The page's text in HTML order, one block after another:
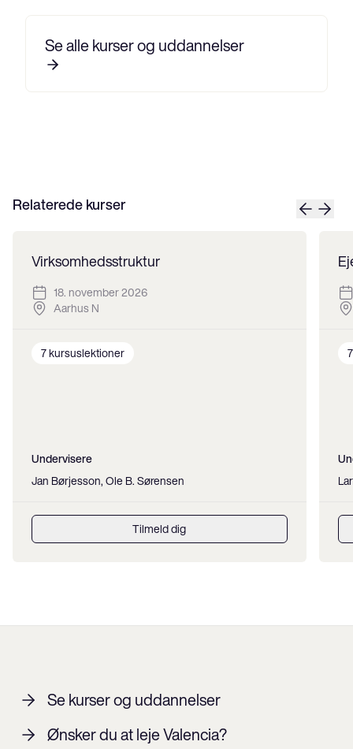
Se alle kurser og uddannelser
Relaterede kurser
Virksomhedsstruktur
18. november 2026
Aarhus N
7 kursuslektioner
Undervisere
Jan Børjesson, Ole B. Sørensen
Tilmeld dig
7
Se kurser og uddannelser
Ønsker du at leje Valencia?